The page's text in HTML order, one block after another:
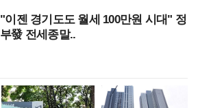
"이젠 경기도도 월세 100만원 시대" 정
부發 전세종말..